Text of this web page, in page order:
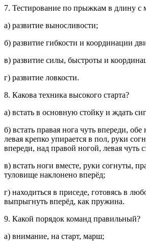
7. Тестирование по прыжкам в длину с
а) развитие выносливости;
б) развитие гибкости и координации
в) развитие силы, быстроты и
г) развитие ловкости.
8. Какова техника высокого старта?
а) встать в основную стойку и ждать
б) встать правая нога чуть впереди,
левая крепко упирается в пол, руки
впереди, над правой ногой, левая чуть
в) встать ноги вместе, руки согнуты,
туловище наклонено вперёд;
г) находиться в приседе, готовясь в
выпрыгнуть вперёд, как пружина.
9. Какой порядок команд правильный?
а) внимание, на старт, марш;